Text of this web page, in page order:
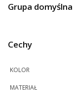
Grupa domyślna
Cechy
KOLOR
MATERIAŁ